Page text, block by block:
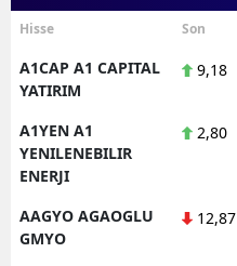
Hisse Son
A1CAP A1 CAPITAL
YATIRIM
9,18
A1YEN A1
YENILENEBILIR
ENERJI
2,80
AAGYO AGAOGLU
GMYO
12,87